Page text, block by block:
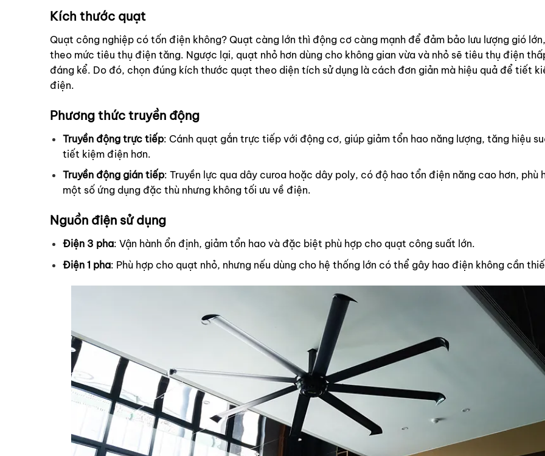
Kích thước quạt
Quạt công nghiệp có tốn điện không? Quạt càng lớn thì động cơ càng mạnh để đảm bảo lưu lượng gió
theo mức tiêu thụ điện tăng. Ngược lại, quạt nhỏ hơn dùng cho không gian vừa và nhỏ sẽ tiêu thụ điện
đáng kể. Do đó, chọn đúng kích thước quạt theo diện tích sử dụng là cách đơn giản mà hiệu quả để tiết
điện.
Phương thức truyền động
Truyền động trực tiếp: Cánh quạt gắn trực tiếp với động cơ, giúp giảm tổn hao năng lượng, tăng hiệu
tiết kiệm điện hơn.
Truyền động gián tiếp: Truyền lực qua dây curoa hoặc dây poly, có độ hao tổn điện năng cao hơn, phù
một số ứng dụng đặc thù nhưng không tối ưu về điện.
Nguồn điện sử dụng
Điện 3 pha: Vận hành ổn định, giảm tổn hao và đặc biệt phù hợp cho quạt công suất lớn.
Điện 1 pha: Phù hợp cho quạt nhỏ, nhưng nếu dùng cho hệ thống lớn có thể gây hao điện không cần